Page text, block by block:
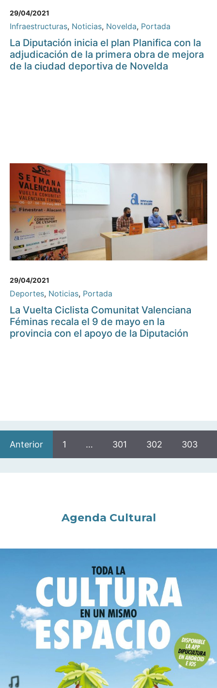
29/04/2021
Infraestructuras, Noticias, Novelda, Portada
La Diputación inicia el plan Planifica con la
adjudicación de la primera obra de mejora
de la ciudad deportiva de Novelda
29/04/2021
Deportes, Noticias, Portada
La Vuelta Ciclista Comunitat Valenciana
Féminas recala el 9 de mayo en la
provincia con el apoyo de la Diputación
Anterior 1 … 301 302 303
Agenda Cultural